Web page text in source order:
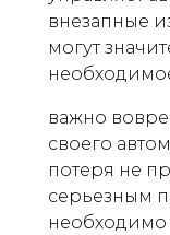
внезапные
могут
важно
своего
потеря не
серьезным
необходимо